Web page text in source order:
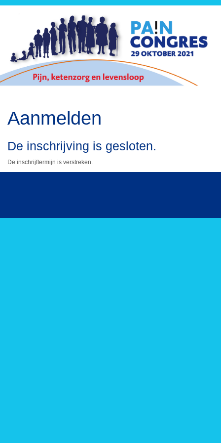
Aanmelden
De inschrijving is gesloten.
De inschrijftermijn is verstreken.